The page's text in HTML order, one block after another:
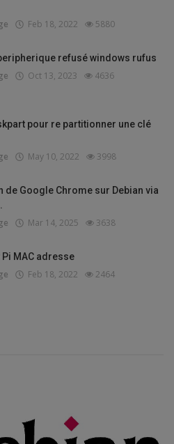
Feb 18, 2022 5880
refusé windows rufus
Oct 13, 2023 4636
pour re partitionner une clé
May 10, 2022 3998
de Google Chrome sur Debian via
Mar 14, 2025 3638
MAC adresse
Feb 18, 2022 2464